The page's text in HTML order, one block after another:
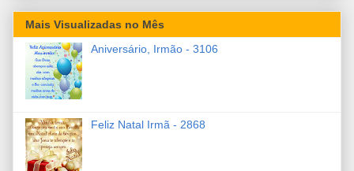
Mais Visualizadas no Mês
Aniversário, Irmão - 3106
Feliz Natal Irmã - 2868